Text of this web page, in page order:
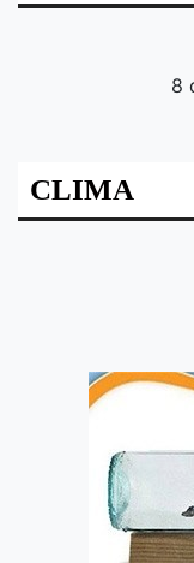
8
CLIMA